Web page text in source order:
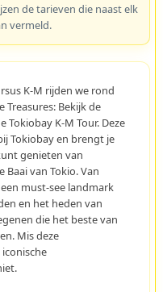
de tarieven die naast elk
vermeld.
K-M rijden we rond
Treasures: Bekijk de
Tokiobay K-M Tour. Deze
Tokiobay en brengt je
genieten van
van Tokio. Van
must-see landmark
en het heden van
die het beste van
Mis deze